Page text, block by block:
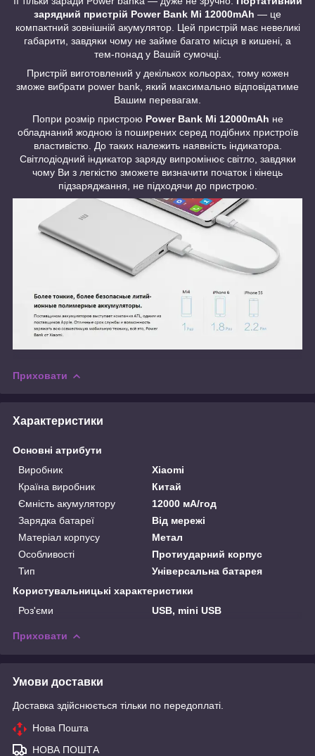
зарядний пристрій Power Bank Mi 12000mAh — це
компактний зовнішній акумулятор. Цей пристрій має невеликі
габарити, завдяки чому не займе багато місця в кишені, а
тем-понад у Вашій сумочці.
Пристрій виготовлений у декількох кольорах, тому кожен
зможе вибрати power bank, який максимально відповідатиме
Вашим перевагам.
Попри розмір пристрою Power Bank Mi 12000mAh не
обладнаний жодною із поширених серед подібних пристроїв
властивістю. До таких належить наявність індикатора.
Світлодіодний індикатор заряду випромінює світло, завдяки
чому Ви з легкістю зможете визначити початок і кінець
підзаряджання, не підходячи до пристрою.
Приховати
Характеристики
Основні атрибути
Виробник
Xiaomi
Країна виробник
Китай
Ємність акумулятору
12000 мА/год
Зарядка батареї
Від мережі
Матеріал корпусу
Метал
Особливості
Протиударний корпус
Тип
Універсальна батарея
Користувальницькі характеристики
Роз'єми
USB, mini USB
Приховати
Умови доставки
Доставка здійснюється тільки по передоплаті.
Нова Пошта
НОВА ПОШТА